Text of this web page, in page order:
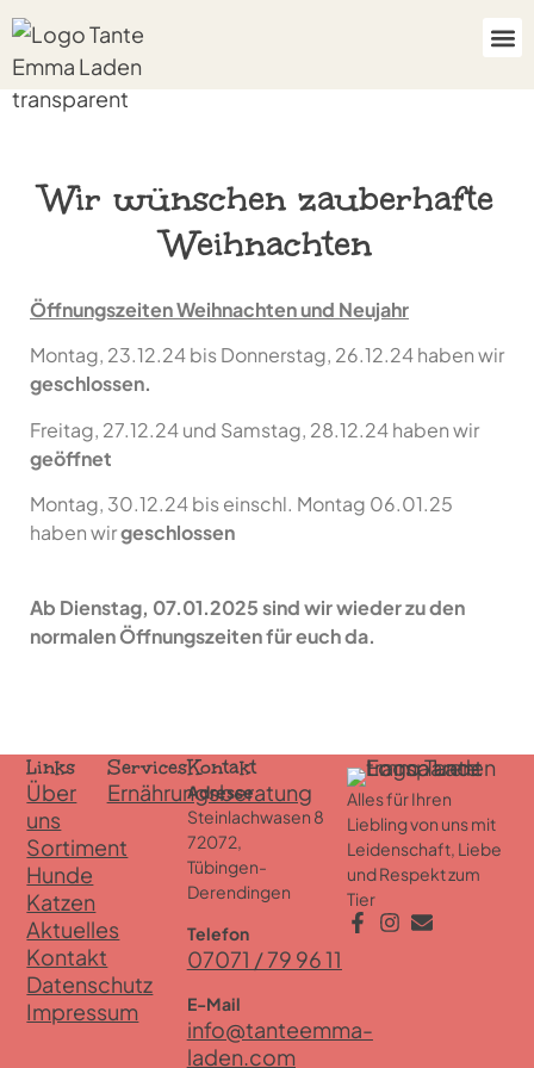
Wir wünschen zauberhafte
Weihnachten
Öffnungszeiten Weihnachten und Neujahr
Montag, 23.12.24 bis Donnerstag, 26.12.24 haben wir
geschlossen.
Freitag, 27.12.24 und Samstag, 28.12.24 haben wir
geöffnet
Montag, 30.12.24 bis einschl. Montag 06.01.25
haben wirgeschlossen
Ab Dienstag, 07.01.2025 sind wir wieder zu den
normalen Öffnungszeiten für euch da.
Alles für Ihren
Liebling von uns mit
Leidenschaft, Liebe
und Respekt zum
Tier
Links
Über
uns
Sortiment
Hunde
Katzen
Aktuelles
Kontakt
Datenschutz
Impressum
Services
Ernährungsberatung
Kontakt
Adresse
Steinlachwasen 8
72072,
Tübingen-
Derendingen
Telefon
07071 / 79 96 11
E-Mail
info@tanteemma-
laden.com